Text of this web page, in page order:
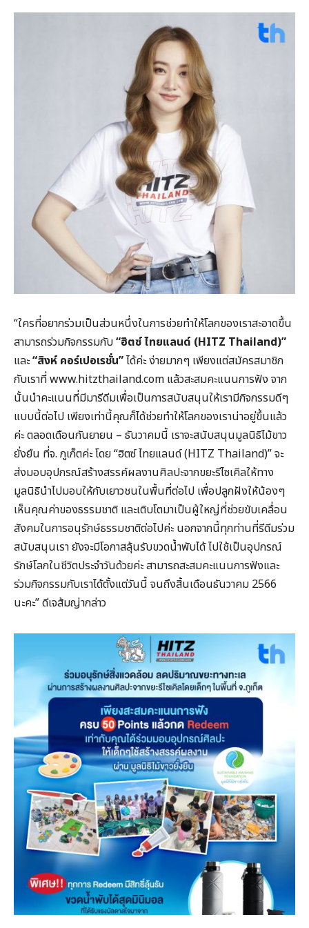
“ใครที่อยากร่วมเป็นส่วนหนึ่งในการช่วยทำให้โลกของเราสะอาดขึ้น
สามารถร่วมกิจกรรมกับ“ฮิตซ์ ไทยแลนด์ (HITZ Thailand)”
และ“สิงห์ คอร์เปอเรชั่น”ได้ค่ะ ง่ายมากๆ เพียงแต่สมัครสมาชิก
กับเราที่ www.hitzthailand.com แล้วสะสมคะแนนการฟัง จาก
นั้นนำคะแนนที่มีมารีดีมเพื่อเป็นการสนับสนุนให้เรามีกิจกรรมดีๆ
แบบนี้ต่อไป เพียงเท่านี้คุณก็ได้ช่วยทำให้โลกของเราน่าอยู่ขึ้นแล้ว
ค่ะ ตลอดเดือนกันยายน – ธันวาคมนี้ เราจะสนับสนุนมูลนิธิไม้ขาว
ยั่งยืน ที่จ. ภูเก็ตค่ะ โดย “ฮิตซ์ ไทยแลนด์ (HITZ Thailand)” จะ
ส่งมอบอุปกรณ์สร้างสรรค์ผลงานศิลปะจากขยะรีไซเคิลให้ทาง
มูลนิธินำไปมอบให้กับเยาวชนในพื้นที่ต่อไป เพื่อปลูกฝังให้น้องๆ
เห็นคุณค่าของธรรมชาติ และเติบโตมาเป็นผู้ใหญ่ที่ช่วยขับเคลื่อน
สังคมในการอนุรักษ์ธรรมชาติต่อไปค่ะ นอกจากนี้ทุกท่านที่รีดีมร่วม
สนับสนุนเรา ยังจะมีโอกาสลุ้นรับขวดน้ำพับได้ ไปใช้เป็นอุปกรณ์
รักษ์โลกในชีวิตประจำวันด้วยค่ะ สามารถสะสมคะแนนการฟังและ
ร่วมกิจกรรมกับเราได้ตั้งแต่วันนี้ จนถึงสิ้นเดือนธันวาคม 2566
นะคะ” ดีเจส้มญ่ากล่าว